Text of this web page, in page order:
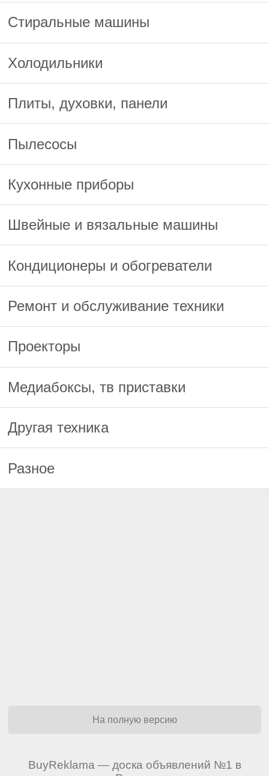
Стиральные машины
Холодильники
Плиты, духовки, панели
Пылесосы
Кухонные приборы
Швейные и вязальные машины
Кондиционеры и обогреватели
Ремонт и обслуживание техники
Проекторы
Медиабоксы, тв приставки
Другая техника
Разное
На полную версию
BuyReklama — доска объявлений №1 в